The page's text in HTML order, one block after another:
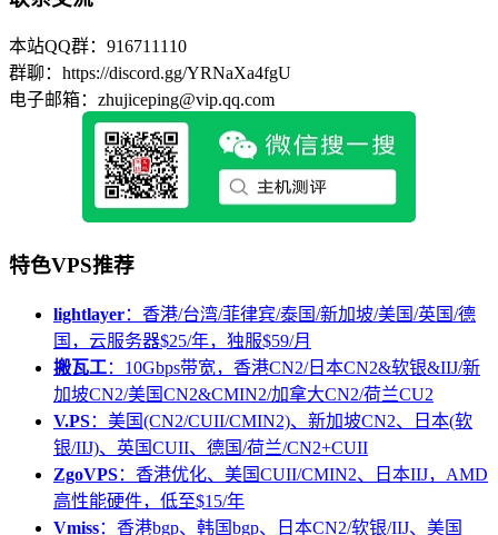
本站QQ群：916711110
群聊：https://discord.gg/YRNaXa4fgU
电子邮箱：zhujiceping@vip.qq.com
特色VPS推荐
lightlayer：香港/台湾/菲律宾/泰国/新加坡/美国/英国/德
国，云服务器$25/年，独服$59/月
搬瓦工：10Gbps带宽，香港CN2/日本CN2&软银&IIJ/新
加坡CN2/美国CN2&CMIN2/加拿大CN2/荷兰CU2
V.PS：美国(CN2/CUII/CMIN2)、新加坡CN2、日本(软
银/IIJ)、英国CUII、德国/荷兰/CN2+CUII
ZgoVPS：香港优化、美国CUII/CMIN2、日本IIJ，AMD
高性能硬件，低至$15/年
Vmiss：香港bgp、韩国bgp、日本CN2/软银/IIJ、美国